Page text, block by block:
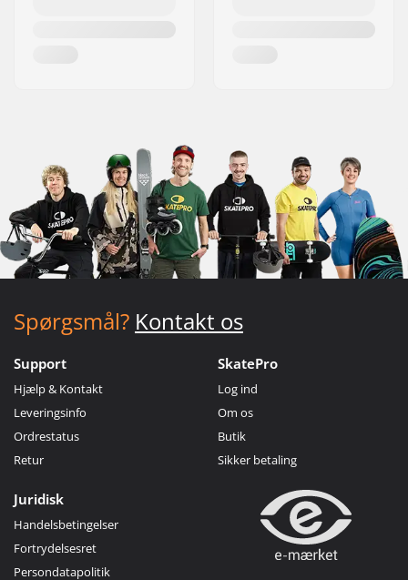
Spørgsmål? Kontakt os
Support
Hjælp & Kontakt
Leveringsinfo
Ordrestatus
Retur
SkatePro
Log ind
Om os
Butik
Sikker betaling
Juridisk
Handelsbetingelser
Fortrydelsesret
Persondatapolitik